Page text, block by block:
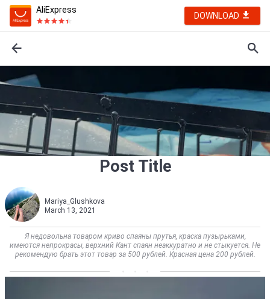
AliExpress
DOWNLOAD
Post Title
Mariya_Glushkova
March 13, 2021
Я недовольна товаром криво спаяны прутья, краска пузырьками,
имеются непрокрасы, верхний Кант спаян неаккуратно и не стыкуется. Не
рекомендую брать этот товар за 500 рублей. Красная цена 200 рублей.